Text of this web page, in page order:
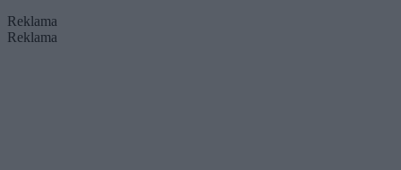
Reklama
Reklama